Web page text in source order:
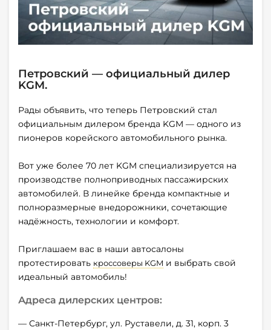
Петровский — официальный дилер
KGM.
Рады объявить, что теперь Петровский стал
официальным дилером бренда KGM — одного из
пионеров корейского автомобильного рынка.
Вот уже более 70 лет KGM специализируется на
производстве полноприводных пассажирских
автомобилей. В линейке бренда компактные и
полноразмерные внедорожники, сочетающие
надёжность, технологии и комфорт.
Приглашаем вас в наши автосалоны
протестировать кроссоверы KGM и выбрать свой
идеальный автомобиль!
Адреса дилерских центров:
— Санкт-Петербург, ул. Руставели, д. 31, корп. 3